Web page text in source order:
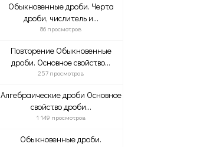
Обыкновенные дроби. Черта
дроби, числитель и...
86 просмотров
Повторение Обыкновенные
дроби. Основное свойство...
257 просмотров
Алгебраические дроби Основное
свойство дроби...
1 149 просмотров
Обыкновенные дроби.